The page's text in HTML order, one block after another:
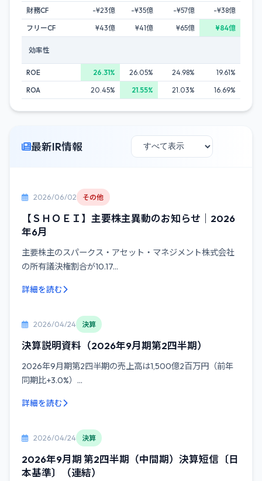
財務CF
-¥23億 -¥35億 -¥57億
-¥38億
フリーCF
¥43億 ¥41億 ¥65億 ¥84億
効率性
ROE 26.31% 26.05% 24.98%
19.61%
ROA
20.45% 21.55% 21.03% 16.69%
最新IR情報
2026/06/02 その他
【ＳＨＯＥＩ】主要株主異動のお知らせ｜2026
年6月
主要株主のスパークス・アセット・マネジメント株式会社
の所有議決権割合が10.17...
詳細を読む
2026/04/24 決算
決算説明資料（2026年9月期第2四半期）
2026年9月期第2四半期の売上高は1,500億2百万円（前年
同期比+3.0%）...
詳細を読む
2026/04/24 決算
2026年9月期 第2四半期（中間期）決算短信〔日
本基準〕（連結）